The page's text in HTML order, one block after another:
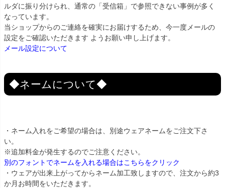
ルダに振り分けられ、通常の「受信箱」で参照できない事例が多く
なっています。
当ショップからのご連絡を確実にお届けするため、今一度メールの
設定をご確認いただきます ようお願い申し上げます。
メール設定について
◆ネームについて◆
・ネーム入れをご希望の場合は、別途ウェアネームをご注文下さ
い。
※追加料金が発生するのでご注意ください。
別のフォントでネームを入れる場合はこちらをクリック
・ウェアが出来上がってからネーム加工致しますので、注文から約3
か月お時間をいただきます。